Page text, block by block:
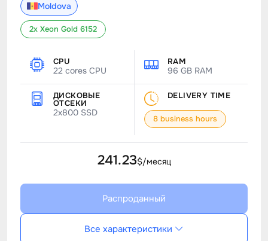
Moldova
2x Xeon Gold 6152
CPU
22 cores CPU
RAM
96 GB RAM
ДИСКОВЫЕ
ОТСЕКИ
2x800 SSD
DELIVERY TIME
8 business hours
241.23$/месяц
Распроданный
Все характеристики